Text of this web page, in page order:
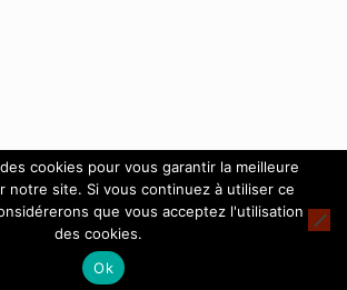
cookies pour vous garantir la meilleure
notre site. Si vous continuez à utiliser ce
que vous acceptez l'utilisation
des cookies.
Ok